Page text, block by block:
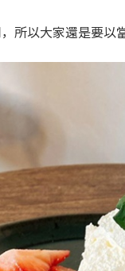
所以大家還是要以